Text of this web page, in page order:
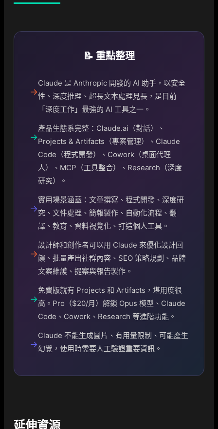
📝 重點整理
→
Claude 是 Anthropic 開發的 AI 助手，以安全
性、深度推理、超長文本處理見長，是目前
「深度工作」最強的 AI 工具之一。
→
產品生態系完整：Claude.ai（對話）、
Projects & Artifacts（專案管理）、Claude
Code（程式開發）、Cowork（桌面代理
人）、MCP（工具整合）、Research（深度
研究）。
→
實用場景涵蓋：文章撰寫、程式開發、深度研
究、文件處理、簡報製作、自動化流程、翻
譯、教育、資料視覺化、打造個人工具。
→
設計師和創作者可以用 Claude 來優化設計回
饋、批量產出社群內容、SEO 策略規劃、品牌
文案維護、提案與報告製作。
→
免費版就有 Projects 和 Artifacts，堪用度很
高。Pro（$20/月）解鎖 Opus 模型、Claude
Code、Cowork、Research 等進階功能。
→
Claude 不能生成圖片、有用量限制、可能產生
幻覺，使用時需要人工驗證重要資訊。
延伸資源